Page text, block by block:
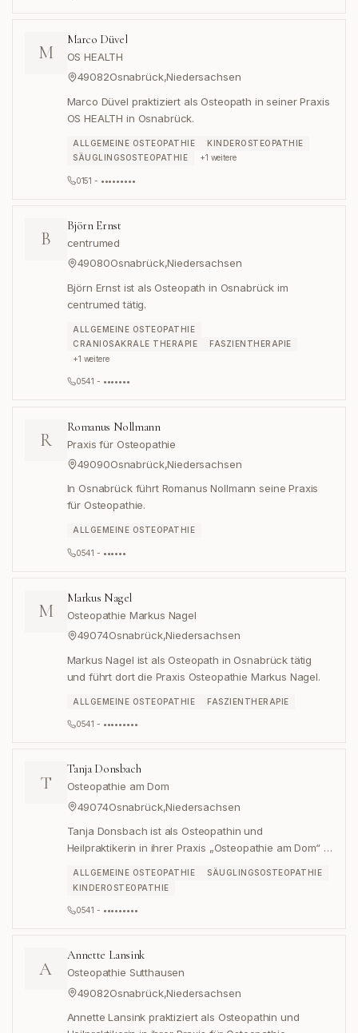
M
Marco Düvel
OS HEALTH
49082Osnabrück,Niedersachsen
Marco Düvel praktiziert als Osteopath in seiner Praxis
OS HEALTH in Osnabrück.
ALLGEMEINE OSTEOPATHIE
KINDEROSTEOPATHIE
SÄUGLINGSOSTEOPATHIE
+1 weitere
0151 - •••••••••
B
Björn Ernst
centrumed
49080Osnabrück,Niedersachsen
Björn Ernst ist als Osteopath in Osnabrück im
centrumed tätig.
ALLGEMEINE OSTEOPATHIE
CRANIOSAKRALE THERAPIE
FASZIENTHERAPIE
+1 weitere
0541 - •••••••
R
Romanus Nollmann
Praxis für Osteopathie
49090Osnabrück,Niedersachsen
In Osnabrück führt Romanus Nollmann seine Praxis
für Osteopathie.
ALLGEMEINE OSTEOPATHIE
0541 - ••••••
M
Markus Nagel
Osteopathie Markus Nagel
49074Osnabrück,Niedersachsen
Markus Nagel ist als Osteopath in Osnabrück tätig
und führt dort die Praxis Osteopathie Markus Nagel.
ALLGEMEINE OSTEOPATHIE FASZIENTHERAPIE
0541 - •••••••••
T
Tanja Donsbach
Osteopathie am Dom
49074Osnabrück,Niedersachsen
Tanja Donsbach ist als Osteopathin und
Heilpraktikerin in ihrer Praxis „Osteopathie am Dom“ in
ALLGEMEINE OSTEOPATHIE
SÄUGLINGSOSTEOPATHIE
KINDEROSTEOPATHIE
0541 - •••••••••
A
Annette Lansink
Osteopathie Sutthausen
49082Osnabrück,Niedersachsen
Annette Lansink praktiziert als Osteopathin und